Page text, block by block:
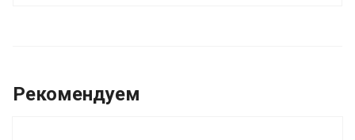
Рекомендуем